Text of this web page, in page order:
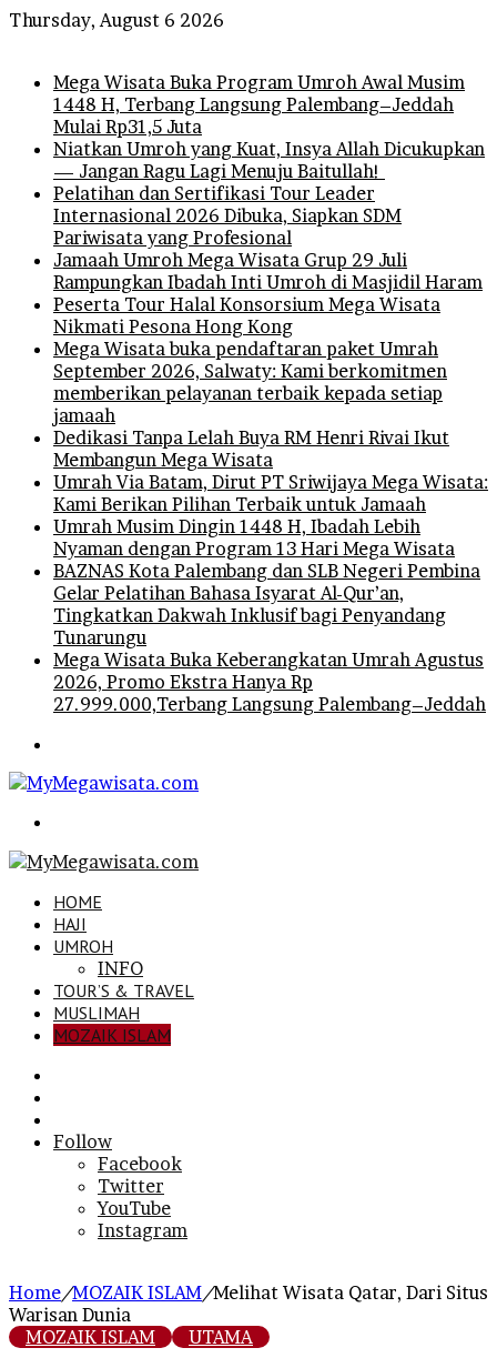
Thursday, August 6 2026
Mega Wisata Buka Program Umroh Awal Musim
1448 H, Terbang Langsung Palembang–Jeddah
Mulai Rp31,5 Juta
Niatkan Umroh yang Kuat, Insya Allah Dicukupkan
— Jangan Ragu Lagi Menuju Baitullah!
Pelatihan dan Sertifikasi Tour Leader
Internasional 2026 Dibuka, Siapkan SDM
Pariwisata yang Profesional
Jamaah Umroh Mega Wisata Grup 29 Juli
Rampungkan Ibadah Inti Umroh di Masjidil Haram
Peserta Tour Halal Konsorsium Mega Wisata
Nikmati Pesona Hong Kong
Mega Wisata buka pendaftaran paket Umrah
September 2026, Salwaty: Kami berkomitmen
memberikan pelayanan terbaik kepada setiap
jamaah
Dedikasi Tanpa Lelah Buya RM Henri Rivai Ikut
Membangun Mega Wisata
Umrah Via Batam, Dirut PT Sriwijaya Mega Wisata:
Kami Berikan Pilihan Terbaik untuk Jamaah
Umrah Musim Dingin 1448 H, Ibadah Lebih
Nyaman dengan Program 13 Hari Mega Wisata
BAZNAS Kota Palembang dan SLB Negeri Pembina
Gelar Pelatihan Bahasa Isyarat Al-Qur’an,
Tingkatkan Dakwah Inklusif bagi Penyandang
Tunarungu
Mega Wisata Buka Keberangkatan Umrah Agustus
2026, Promo Ekstra Hanya Rp
27.999.000,Terbang Langsung Palembang–Jeddah
HOME
HAJI
UMROH
INFO
TOUR’S & TRAVEL
MUSLIMAH
MOZAIK ISLAM
In
Follow
Facebook
Twitter
YouTube
Instagram
Home/MOZAIK ISLAM/Melihat Wisata Qatar, Dari Situs
Warisan Dunia
MOZAIK ISLAM
UTAMA